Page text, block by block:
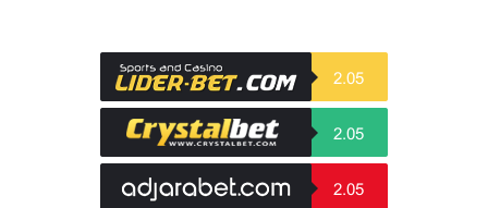
2.05
2.05
2.05